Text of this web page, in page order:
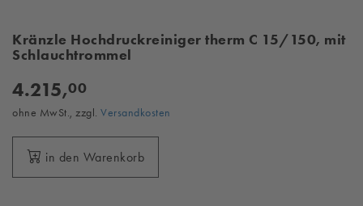
Kränzle Hochdruckreiniger therm C 15/150, mit
Schlauchtrommel
4.215,00
ohne MwSt., zzgl. Versandkosten
in den Warenkorb